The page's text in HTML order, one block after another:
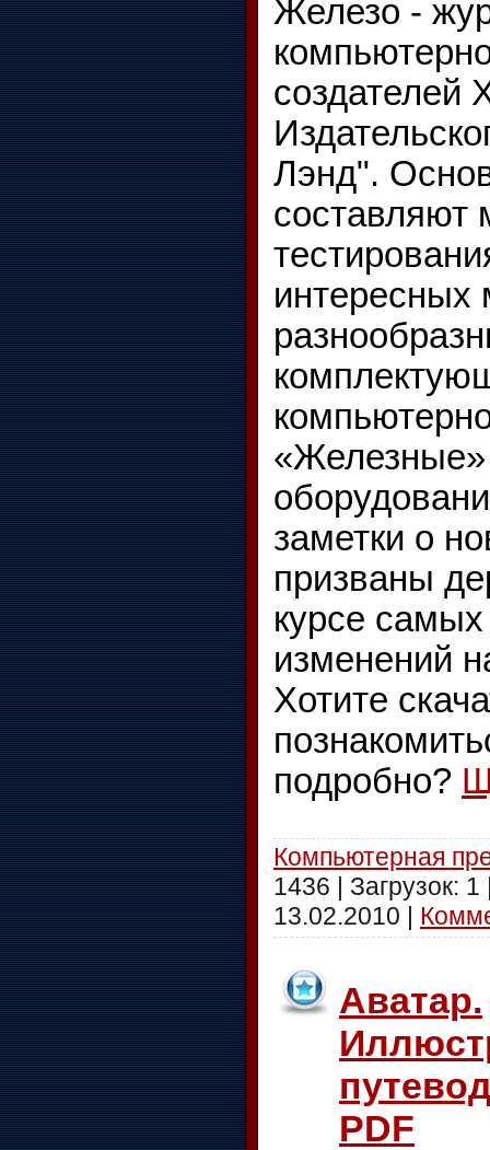
Железо -
создателей
Лэнд".
интересных
«Железные»
заметки о
призваны
курсе
изменений
Хотите
подробно?
Компьютерная
1436 | Загрузок:
13.02.2010 |
Аватар.
PDF